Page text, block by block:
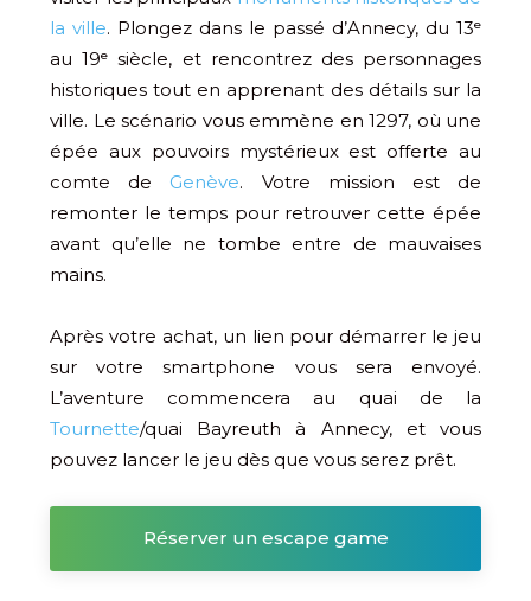
la ville. Plongez dans le passé d’Annecy, du 13ᵉ
au 19ᵉ siècle, et rencontrez des personnages
historiques tout en apprenant des détails sur la
ville. Le scénario vous emmène en 1297, où une
épée aux pouvoirs mystérieux est offerte au
comte de Genève. Votre mission est de
remonter le temps pour retrouver cette épée
avant qu’elle ne tombe entre de mauvaises
mains.
Après votre achat, un lien pour démarrer le jeu
sur votre smartphone vous sera envoyé.
L’aventure commencera au quai de la
Tournette/quai Bayreuth à Annecy, et vous
pouvez lancer le jeu dès que vous serez prêt.
Réserver un escape game